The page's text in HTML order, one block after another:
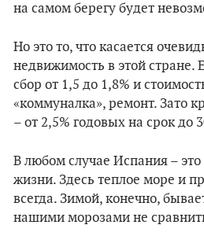
на самом берегу будет
Но это то, что касается
недвижимость в этой стране.
сбор от 1,5 до 1,8% и
«коммуналка», ремонт. Зато
– от 2,5% годовых на срок до
В любом случае Испания –
жизни. Здесь теплое море и
всегда. Зимой, конечно,
нашими морозами не